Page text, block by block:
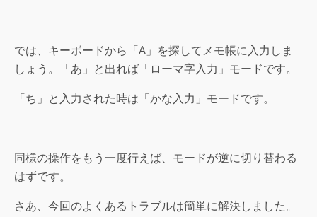
では、キーボードから「A」を探してメモ帳に入力しま
しょう。「あ」と出れば「ローマ字入力」モードです。
「ち」と入力された時は「かな入力」モードです。
同様の操作をもう一度行えば、モードが逆に切り替わる
はずです。
さあ、今回のよくあるトラブルは簡単に解決しました。